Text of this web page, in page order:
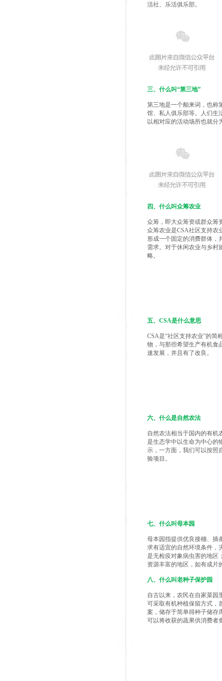
活社、乐活俱乐部。
三、什么叫“第三地”
第三地是一个舶来词，也称
馆、私人俱乐部等。人们生
以相对应的活动场所也就分
四、什么叫众筹农业
众筹，即大众筹资或群众筹
众筹农业是CSA社区支持农
形成一个固定的消费群体，
需求。对于休闲农业与乡村
略。
五、CSA是什么意思
CSA是“社区支持农业”的简
物，与那些希望生产有机食
速发展，并且有了改良。
六、什么是自然农法
自然农法相当于国内的有机
是生态学中以生命为中心的
示，一方面，我们可以按照
验项目。
七、什么叫母本园
母本园指提供优良接穗、插
求有适宜的自然环境条件，
是无检疫对象病虫害的地区
资源丰富的地区，如有成片
八、什么叫老种子保护园
自古以来，农民在自家菜园
可采取有机种植保留方式，
案，储存于简单得种子储存
可以将收获的蔬果供消费者